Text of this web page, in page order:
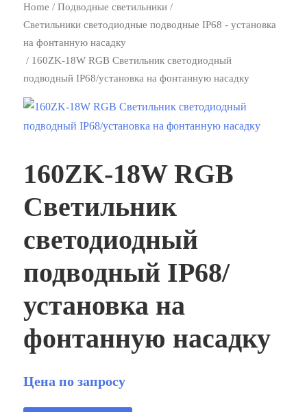
Home /Подводные светильники /
Светильники светодиодные подводные IP68 - установка
на фонтанную насадку
/ 160ZK-18W RGB Светильник светодиодный
подводный IP68/установка на фонтанную насадку
160ZK-18W RGB
Светильник
светодиодный
подводный IP68/
установка на
фонтанную насадку
Цена по запросу